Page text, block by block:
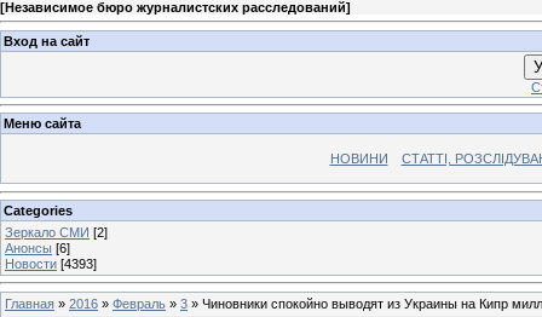
[Независимое бюро журналистских расследований]
Вход на сайт
Меню сайта
НОВИНИ СТАТТІ,
Categories
Зеркало СМИ [2]
Анонсы [6]
Новости [4393]
Главная » 2016 » Февраль » 3 » Чиновники спокойно выводят из Украины на Кипр